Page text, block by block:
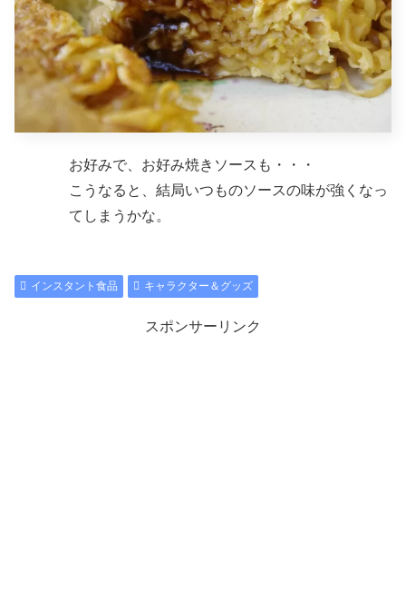
お好みで、お好み焼きソースも・・・
こうなると、結局いつものソースの味が強くなっ
てしまうかな。
インスタント食品 キャラクター＆グッズ
スポンサーリンク